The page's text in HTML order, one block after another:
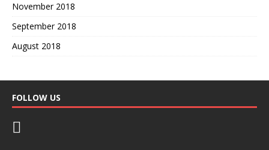
November 2018
September 2018
August 2018
FOLLOW US